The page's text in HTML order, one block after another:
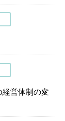
経営体制の変